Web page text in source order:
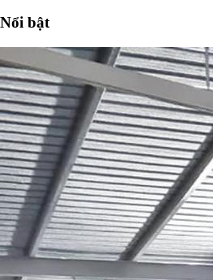
Nổi bật